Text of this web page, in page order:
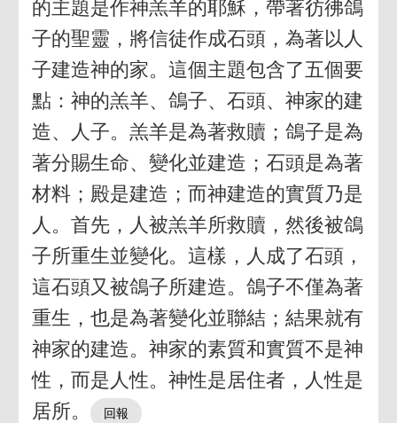
的主題是作神羔羊的耶穌，帶著彷彿鴿
子的聖靈，將信徒作成石頭，為著以人
子建造神的家。這個主題包含了五個要
點：神的羔羊、鴿子、石頭、神家的建
造、人子。羔羊是為著救贖；鴿子是為
著分賜生命、變化並建造；石頭是為著
材料；殿是建造；而神建造的實質乃是
人。首先，人被羔羊所救贖，然後被鴿
子所重生並變化。這樣，人成了石頭，
這石頭又被鴿子所建造。鴿子不僅為著
重生，也是為著變化並聯結；結果就有
神家的建造。神家的素質和實質不是神
性，而是人性。神性是居住者，人性是
居所。